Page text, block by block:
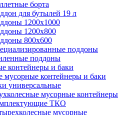
борта
для бутылей 19 л
1200х1000
1200х800
800х600
поддоны
поддоны
контейнеры и баки
мусорные контейнеры и баки
универсальные
мусорные контейнеры
ТКО
мусорные